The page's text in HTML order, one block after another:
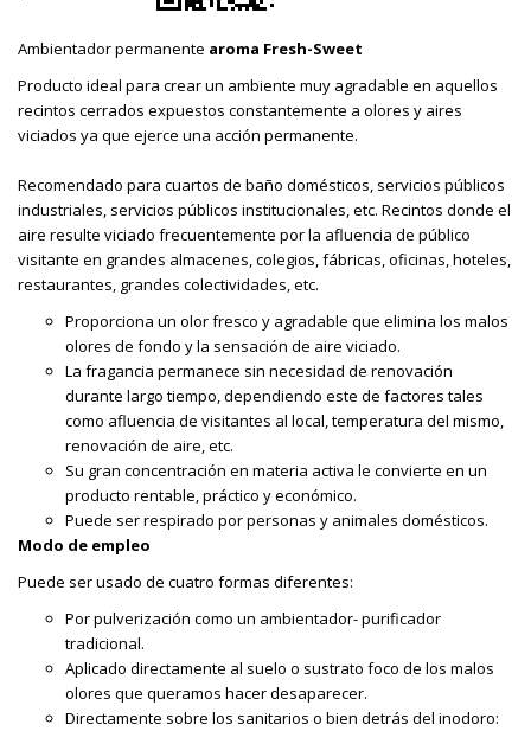
Ambientador permanente aroma Fresh-Sweet
Producto ideal para crear un ambiente muy agradable en aquellos
recintos cerrados expuestos constantemente a olores y aires
viciados ya que ejerce una acción permanente.
Recomendado para cuartos de baño domésticos, servicios públicos
industriales, servicios públicos institucionales, etc. Recintos donde el
aire resulte viciado frecuentemente por la afluencia de público
visitante en grandes almacenes, colegios, fábricas, oficinas, hoteles,
restaurantes, grandes colectividades, etc.
Proporciona un olor fresco y agradable que elimina los malos
olores de fondo y la sensación de aire viciado.
La fragancia permanece sin necesidad de renovación
durante largo tiempo, dependiendo este de factores tales
como afluencia de visitantes al local, temperatura del mismo,
renovación de aire, etc.
Su gran concentración en materia activa le convierte en un
producto rentable, práctico y económico.
Puede ser respirado por personas y animales domésticos.
Modo de empleo
Puede ser usado de cuatro formas diferentes:
Por pulverización como un ambientador- purificador
tradicional.
Aplicado directamente al suelo o sustrato foco de los malos
olores que queramos hacer desaparecer.
Directamente sobre los sanitarios o bien detrás del inodoro: